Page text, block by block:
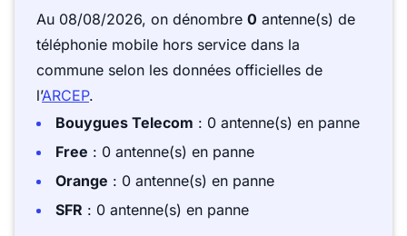
Au 08/08/2026, on dénombre 0 antenne(s) de
téléphonie mobile hors service dans la
commune selon les données officielles de
l’ARCEP.
Bouygues Telecom : 0 antenne(s) en panne
Free : 0 antenne(s) en panne
Orange : 0 antenne(s) en panne
SFR : 0 antenne(s) en panne